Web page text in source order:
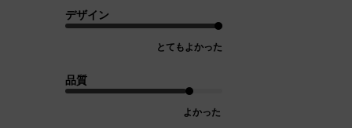
デザイン
とてもよかった
品質
よかった